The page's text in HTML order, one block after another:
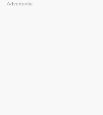
Advertentie